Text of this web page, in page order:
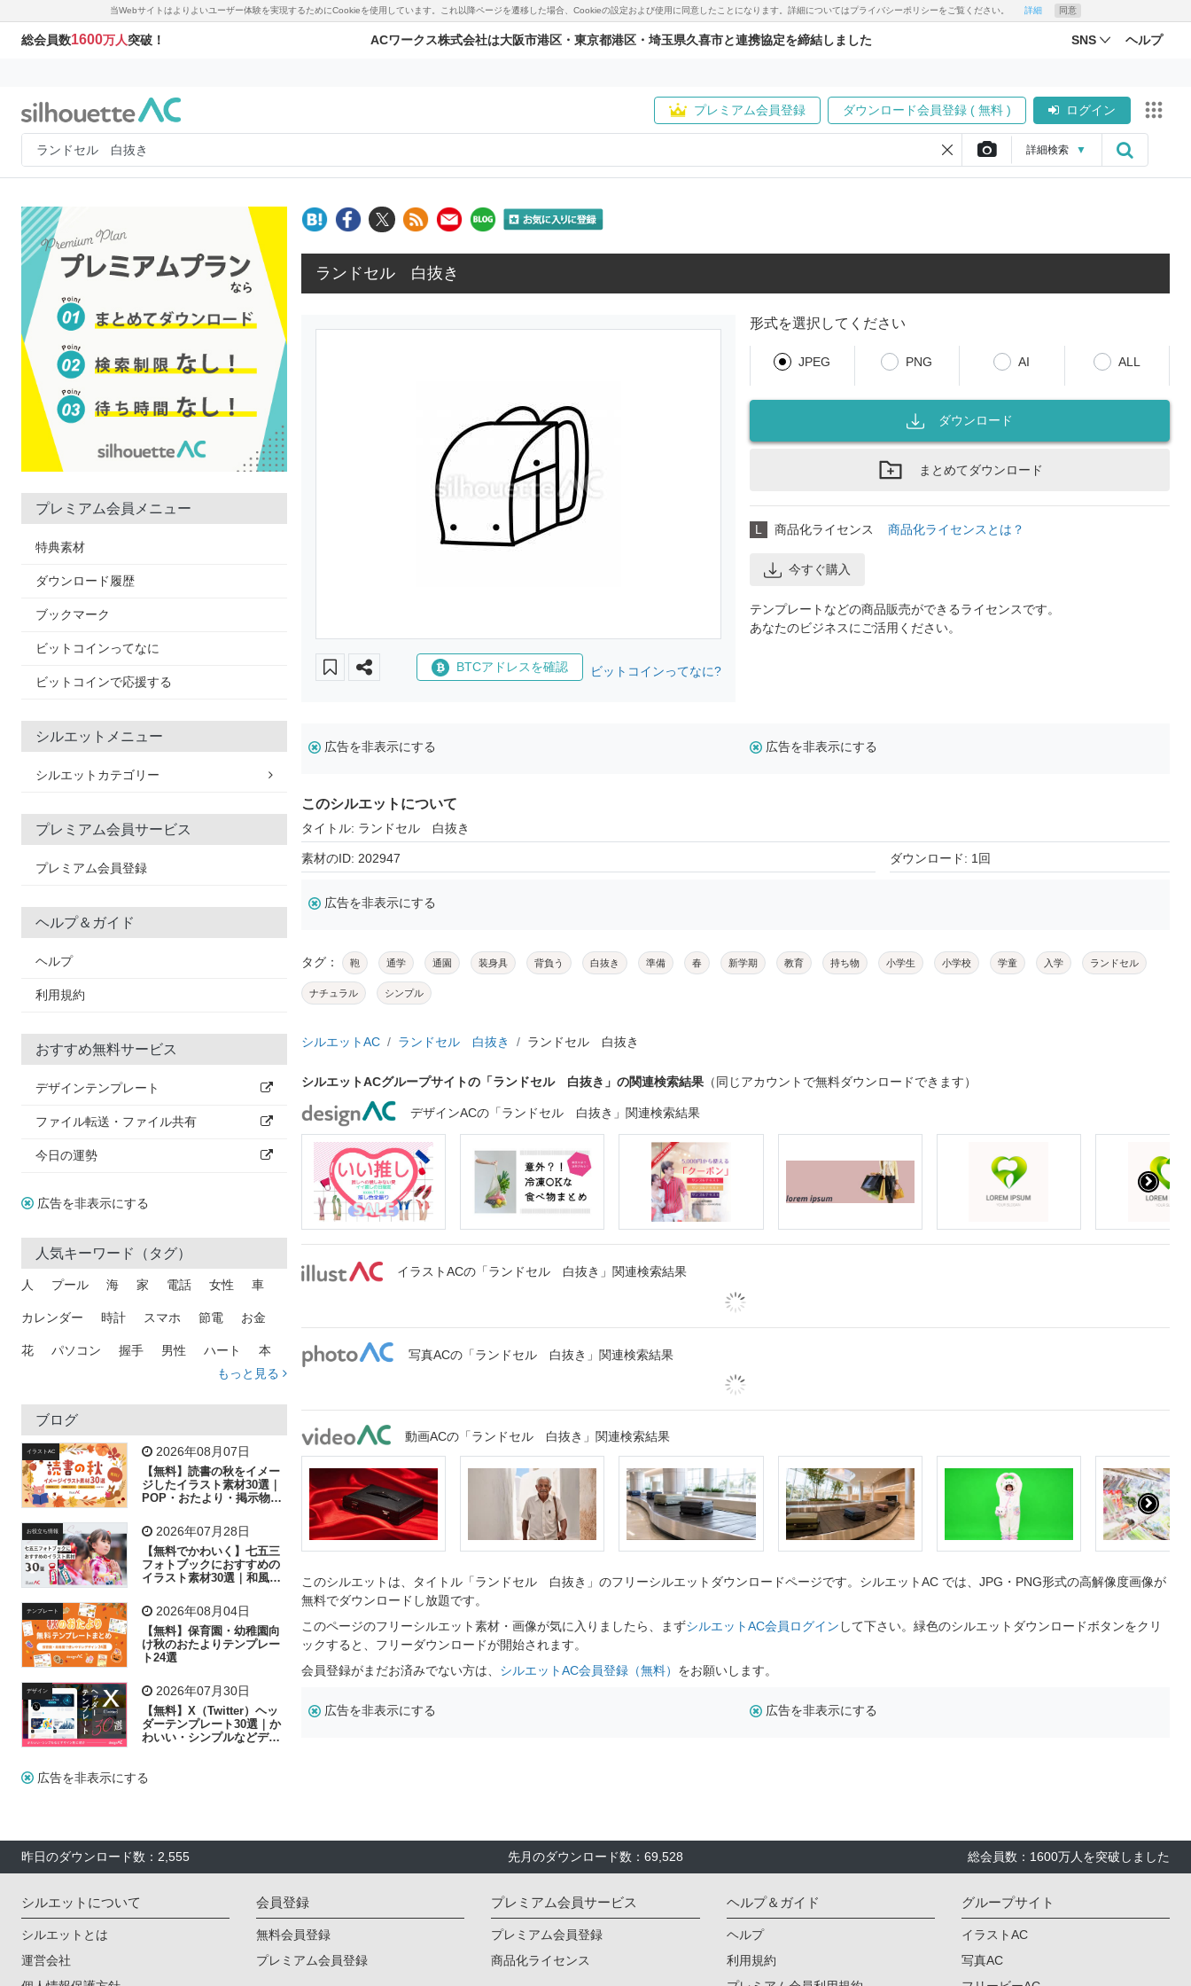
当Webサイトはよりよいユーザー体験を実現するためにCookieを使用しています。これ以降ページを遷移した場合、Cookieの設定および使用に同意したことになります。詳細についてはプライバシーポリシーをご覧ください。 詳細 同意
総会員数1600万人突破！ ACワークス株式会社は大阪市港区・東京都港区・埼玉県久喜市と連携協定を締結しました SNS ヘルプ
プレミアム会員登録 ダウンロード会員登録 ( 無料 ) ログイン
詳細検索 ▼
プレミアム会員メニュー
特典素材
ダウンロード履歴
ブックマーク
ビットコインってなに
ビットコインで応援する
シルエットメニュー
シルエットカテゴリー
プレミアム会員サービス
プレミアム会員登録
ヘルプ＆ガイド
ヘルプ
利用規約
おすすめ無料サービス
デザインテンプレート
ファイル転送・ファイル共有
今日の運勢
広告を非表示にする
人気キーワード（タグ）
人 プール 海 家 電話 女性 車
カレンダー 時計 スマホ 節電 お金
花 パソコン 握手 男性 ハート 本
トラック 木
吹き出し
飛行機 グラフ ビル 魚 家族 書類
歩く 工場 会社 太陽 キラキラ
子供 作業員 葉 相談 ピクトグラム
もっと見る
ブログ
イラストAC 2026年08月07日
【無料】読書の秋をイメー
ジしたイラスト素材30選｜
POP・おたより・掲示物に
お役立ち情報 2026年07月28日
【無料でかわいく】七五三
フォトブックにおすすめの
イラスト素材30選｜和風の
テンプレート 2026年08月04日
【無料】保育園・幼稚園向
け秋のおたよりテンプレー
ト24選
デザイン 2026年07月30日
【無料】X（Twitter）ヘッ
ダーテンプレート30選｜か
わいい・シンプルなどデザ
広告を非表示にする
ランドセル 白抜き
BTCアドレスを確認 ビットコインってなに?
形式を選択してください
JPEG PNG AI ALL
ダウンロード
まとめてダウンロード
L 商品化ライセンス 商品化ライセンスとは？
今すぐ購入
テンプレートなどの商品販売ができるライセンスです。
あなたのビジネスにご活用ください。
広告を非表示にする 広告を非表示にする
このシルエットについて
タイトル: ランドセル 白抜き
素材のID: 202947 ダウンロード: 1回
広告を非表示にする
タグ： 鞄 通学 通園 装身具 背負う 白抜き 準備 春 新学期 教育 持ち物 小学生 小学校 学童 入学 ランドセル
ナチュラル シンプル
シルエットAC ランドセル 白抜き ランドセル 白抜き
シルエットACグループサイトの「ランドセル 白抜き」の関連検索結果 （同じアカウントで無料ダウンロードできます）
デザインACの「ランドセル 白抜き」関連検索結果
イラストACの「ランドセル 白抜き」関連検索結果
写真ACの「ランドセル 白抜き」関連検索結果
動画ACの「ランドセル 白抜き」関連検索結果
このシルエットは、タイトル「ランドセル 白抜き」のフリーシルエットダウンロードページです。シルエットAC では、JPG・PNG形式の高解像度画像が
無料でダウンロードし放題です。
このページのフリーシルエット素材・画像が気に入りましたら、まずシルエットAC会員ログイン して下さい。緑色のシルエットダウンロードボタンをクリ
ックすると、フリーダウンロードが開始されます。
会員登録がまだお済みでない方は、 シルエットAC会員登録（無料） をお願いします。
広告を非表示にする 広告を非表示にする
昨日のダウンロード数：2,555 先月のダウンロード数：69,528 総会員数：1600万人を突破しました
シルエットについて
シルエットとは
運営会社
会員登録
無料会員登録
プレミアム会員登録
プレミアム会員サービス
プレミアム会員登録
商品化ライセンス
ヘルプ＆ガイド
ヘルプ
利用規約
グループサイト
イラストAC
写真AC